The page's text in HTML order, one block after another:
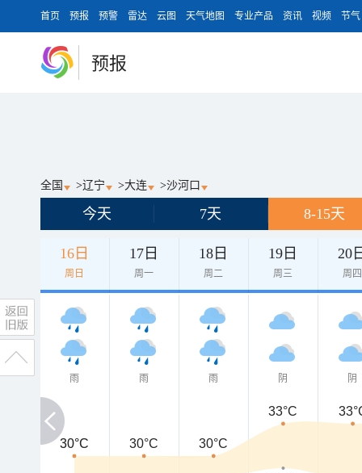
首页 预报 预警 雷达 云图 天气地图 专业产品 资讯 视频 节气
预报
全国 >辽宁 >大连 >沙河口
今天 7天 8-15天
16日
周日
17日
周一
18日
周二
19日
周三
20
周四
雨 雨 雨 阴 阴
30°C
30°C 30°C 30°C
33°C